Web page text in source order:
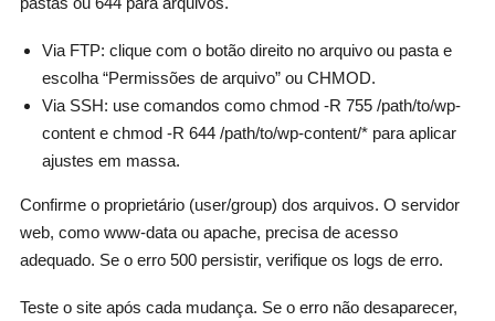
Via FTP: clique com o botão direito no arquivo ou pasta e
escolha “Permissões de arquivo” ou CHMOD.
Via SSH: use comandos como chmod -R 755 /path/to/wp-
content e chmod -R 644 /path/to/wp-content/* para aplicar
ajustes em massa.
Confirme o proprietário (user/group) dos arquivos. O servidor
web, como www-data ou apache, precisa de acesso
adequado. Se o erro 500 persistir, verifique os logs de erro.
Teste o site após cada mudança. Se o erro não desaparecer,